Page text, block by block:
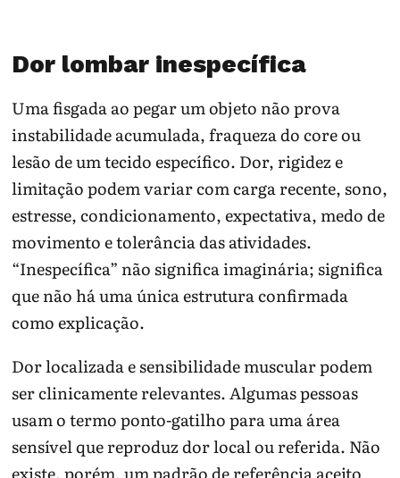
Dor lombar inespecífica
Uma fisgada ao pegar um objeto não prova
instabilidade acumulada, fraqueza do core ou
lesão de um tecido específico. Dor, rigidez e
limitação podem variar com carga recente, sono,
estresse, condicionamento, expectativa, medo de
movimento e tolerância das atividades.
“Inespecífica” não significa imaginária; significa
que não há uma única estrutura confirmada
como explicação.
Dor localizada e sensibilidade muscular podem
ser clinicamente relevantes. Algumas pessoas
usam o termo ponto-gatilho para uma área
sensível que reproduz dor local ou referida. Não